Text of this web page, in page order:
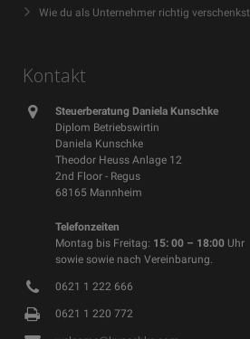
Wie du als Unternehmer richtig verschenkst
Kontakt
Steuerberatung Daniela Kunschke
Diplom Betriebswirtin
Daniela Kunschke
Theodor Heuss Anlage 12
2nd Floor - Regus
68165 Mannheim
Telefonzeiten
Montag bis Freitag: 15: 00 – 18:00 Uhr
sowie sowie nach Vereinbarung.
0621 1 222 666
0621 1 220 772